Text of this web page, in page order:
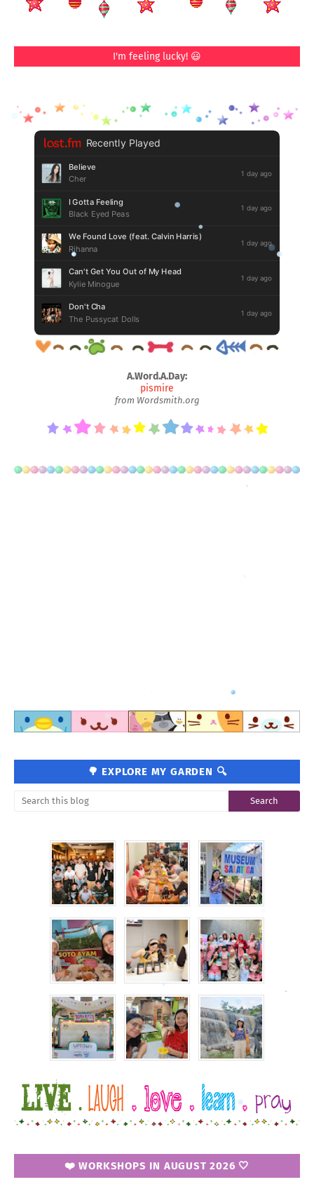
I'm feeling lucky! 😃
A.Word.A.Day:
pismire
from Wordsmith.org
🌳 EXPLORE MY GARDEN 🔍
❤️ WORKSHOPS IN AUGUST 2026 🤍